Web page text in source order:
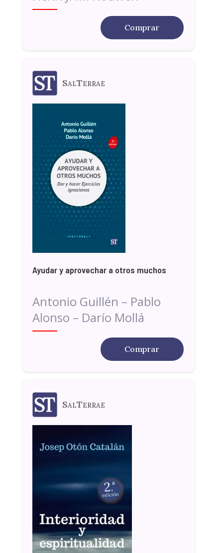
Comprar
SalTerrae
Ayudar y aprovechar a otros muchos
Antonio Guillén – Pablo
Alonso – Darío Mollá
Comprar
SalTerrae